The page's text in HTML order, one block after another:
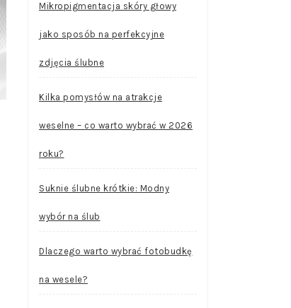
Mikropigmentacja skóry głowy
jako sposób na perfekcyjne
zdjęcia ślubne
Kilka pomysłów na atrakcje
weselne – co warto wybrać w 2026
roku?
Suknie ślubne krótkie: Modny
wybór na ślub
Dlaczego warto wybrać fotobudkę
na wesele?